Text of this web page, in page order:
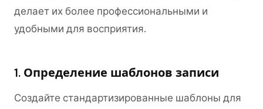
делает их более профессиональными и
удобными для восприятия.
1. Определение шаблонов записи
Создайте стандартизированные шаблоны для